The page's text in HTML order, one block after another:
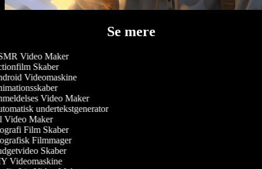
Se mere
Video Maker
Skaber
Videomaskine
Video Maker
undertekstgenerator
Maker
Film Skaber
Filmmager
Skaber
Videomaskine